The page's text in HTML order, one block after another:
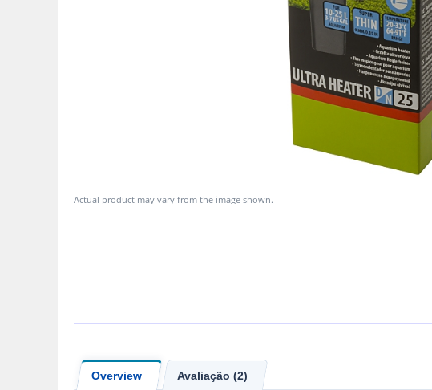
Actual product may vary from the image shown.
Overview Avaliação (2)